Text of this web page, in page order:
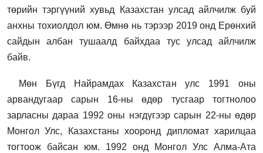
төрийн тэргүүний хувьд Казахстан улсад айлчилж буй
анхны тохиолдол юм. Өмнө нь тэрээр 2019 онд Ерөнхий
сайдын албан тушаалд байхдаа тус улсад айлчилж
байв.
Мөн Бүгд Найрамдах Казахстан улс 1991 оны
арвандугаар сарын 16-ны өдөр тусгаар тогтнолоо
зарласны дараа 1992 оны нэгдүгээр сарын 22-ны өдөр
Монгол Улс, Казахстаны хооронд дипломат харилцаа
тогтоож байсан юм. 1992 онд Монгол Улс Алма-Ата